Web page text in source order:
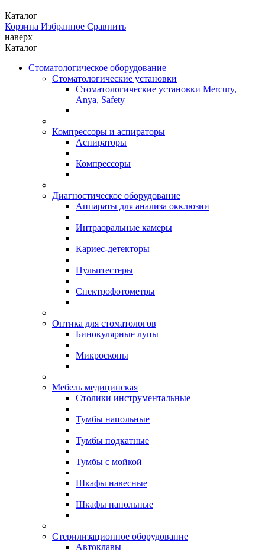
Каталог
Корзина Избранное Сравнить
наверх
Каталог
Стоматологическое оборудование
Стоматологические установки
Стоматологические установки Mercury,
Anya, Safety
Компрессоры и аспираторы
Аспираторы
Компрессоры
Диагностическое оборудование
Аппараты для анализа окклюзии
Интраоральные камеры
Кариес-детекторы
Пульптестеры
Спектрофотометры
Оптика для стоматологов
Бинокулярные лупы
Микроскопы
Мебель медицинская
Столики инструментальные
Тумбы напольные
Тумбы подкатные
Тумбы с мойкой
Шкафы навесные
Шкафы напольные
Стерилизационное оборудование
Автоклавы